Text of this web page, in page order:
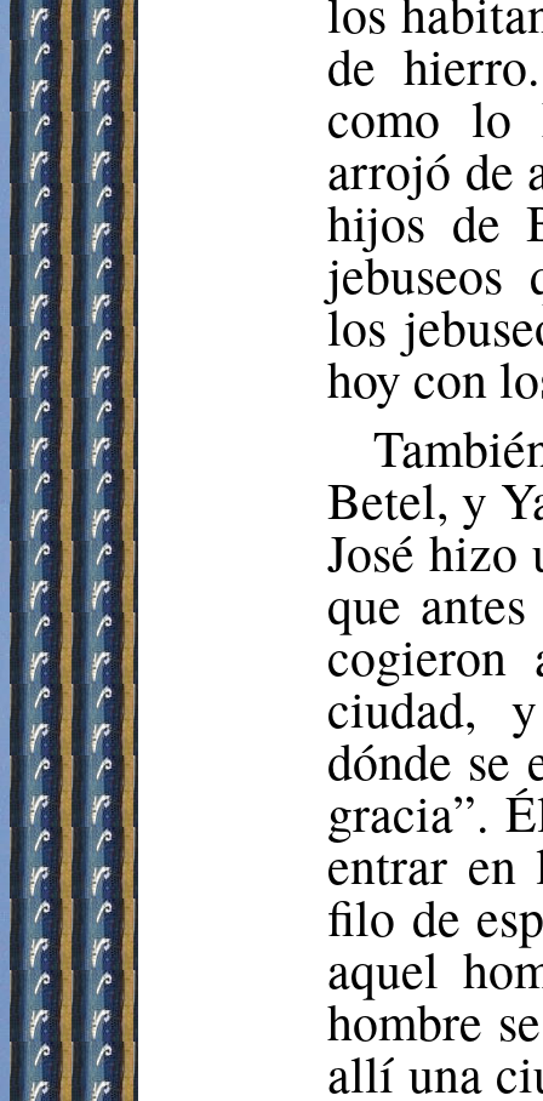
los
de
como lo
arrojó de
hijos de
jebuseos
los
hoy con
Betel, y
José hizo
que
ciudad,
dónde se
gracia”.
entrar en
filo de
aquel
hombre
allí una